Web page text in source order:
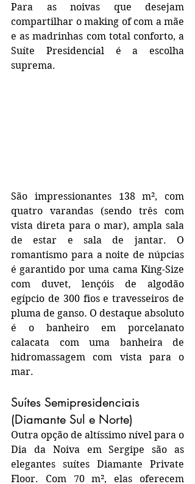
Para as noivas que desejam
compartilhar o making of com a mãe
e as madrinhas com total conforto, a
Suíte Presidencial é a escolha
suprema.
São impressionantes 138 m², com
quatro varandas (sendo três com
vista direta para o mar), ampla sala
de estar e sala de jantar. O
romantismo para a noite de núpcias
é garantido por uma cama King-Size
com duvet, lençóis de algodão
egípcio de 300 fios e travesseiros de
pluma de ganso. O destaque absoluto
é o banheiro em porcelanato
calacata com uma banheira de
hidromassagem com vista para o
mar.
Suítes Semipresidenciais
(Diamante Sul e Norte)
Outra opção de altíssimo nível para o
Dia da Noiva em Sergipe são as
elegantes suítes Diamante Private
Floor. Com 70 m², elas oferecem